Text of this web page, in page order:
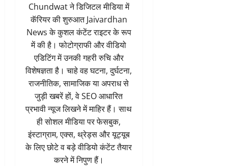
Chundwat ने डिजिटल मीडिया में
कॅरियर की शुरुआत Jaivardhan
News के कुशल कंटेंट राइटर के रूप
में की है। फोटोग्राफी और वीडियो
एडिटिंग में उनकी गहरी रुचि और
विशेषज्ञता है। चाहे वह घटना, दुर्घटना,
राजनीतिक, सामाजिक या अपराध से
जुड़ी खबरें हों, वे SEO आधारित
प्रभावी न्यूज लिखने में माहिर हैं। साथ
ही सोशल मीडिया पर फेसबुक,
इंस्टाग्राम, एक्स, थ्रेड्स और यूट्यूब
के लिए छोटे व बड़े वीडियो कंटेंट तैयार
करने में निपुण हैं।